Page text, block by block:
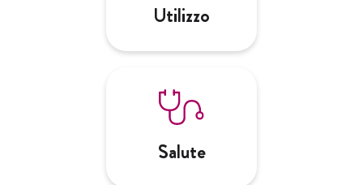
Utilizzo
Salute